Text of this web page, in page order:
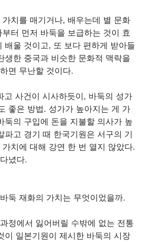
치를 매기거나, 배우는데 별 문화
터 먼저 바둑을 보급하는 것이 효
배울 것이고, 또 보다 편하게 받아들
생한 중국과 비슷한 문화적 맥락을
면 무난할 것이다.
고 사건이 시사하듯이, 바둑의 성가
좋은 방법. 성가가 높아지는 게 가
둑의 구입에 돈을 지불할 의사가 높
파고 경기 때 한국기원은 서구의 기
치에 대해 강연 한 번 열지 않았다.
녔다.
둑 재화의 가치는 무엇이었을까.
정에서 잃어버릴 수밖에 없는 전통
이 일본기원이 제시한 바둑의 시장